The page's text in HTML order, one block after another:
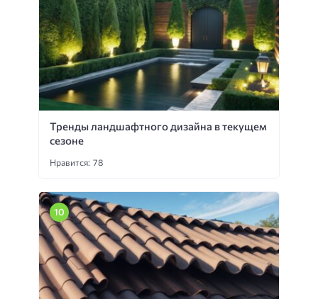
Тренды ландшафтного дизайна в текущем
сезоне
Нравится: 78